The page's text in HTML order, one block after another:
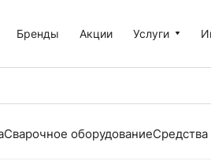
Бренды Акции Услуги
Сварочное оборудование